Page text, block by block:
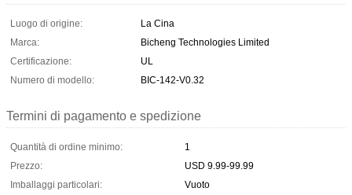
Luogo di origine:
La Cina
Marca:
Bicheng Technologies Limited
Certificazione:
UL
Numero di modello:
BIC-142-V0.32
Termini di pagamento e spedizione
Quantità di ordine minimo:
1
Prezzo:
USD 9.99-99.99
Imballaggi particolari:
Vuoto